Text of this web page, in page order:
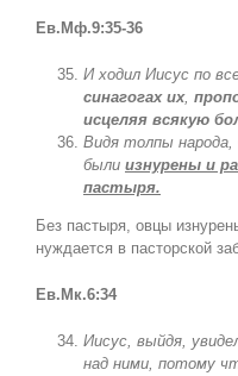
Ев.Мф.9:35-36
И ходил Иисус по
синагогах их,
исцеляя всякую
Видя толпы
были изнурены и
пастыря.
Без пастыря, овцы
нуждается в пасторской
Ев.Мк.6:34
Иисус, выйдя,
над ними, потому